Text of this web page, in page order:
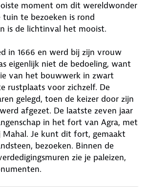
moment om dit wereldwonder
te bezoeken is rond
is de lichtinval het mooist.
in 1666 en werd bij zijn vrouw
eigenlijk niet de bedoeling, want
van het bouwwerk in zwart
rustplaats voor zichzelf. De
gelegd, toen de keizer door zijn
afgezet. De laatste zeven jaar
in het fort van Agra, met
Mahal. Je kunt dit fort, gemaakt
bezoeken. Binnen de
zie je paleizen,